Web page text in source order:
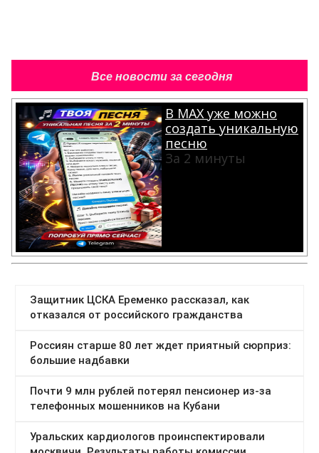
Все новости за сегодня
В MAX уже можно
создать уникальную
песню
За 2 минуты